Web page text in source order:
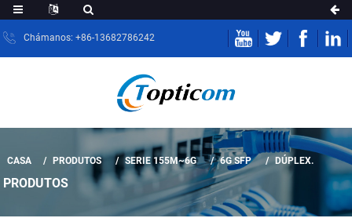
Chámanos: +86-13682786242
CASA PRODUTOS SERIE 155M~6G 6G SFP DÚPLEX.
PRODUTOS